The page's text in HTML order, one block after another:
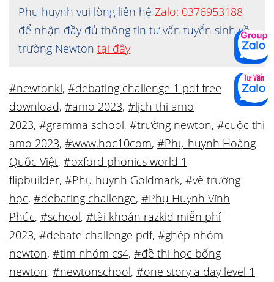
Phụ huynh vui lòng liên hệ Zalo: 0376953188
để nhận đầy đủ thông tin tư vấn tuyển sinh về
trường Newton tại đây
#newtonki, #debating challenge 1 pdf free
download, #amo 2023, #lịch thi amo
2023, #gramma school, #trường newton, #cuộc thi
amo 2023, #www.hoc10com, #Phụ huynh Hoàng
Quốc Việt, #oxford phonics world 1
flipbuilder, #Phụ huynh Goldmark, #vẽ trường
học, #debating challenge, #Phụ Huynh Vĩnh
Phúc, #school, #tài khoản razkid miễn phí
2023, #debate challenge pdf, #ghép nhóm
newton, #tìm nhóm cs4, #đề thi học bổng
newton, #newtonschool, #one story a day level 1